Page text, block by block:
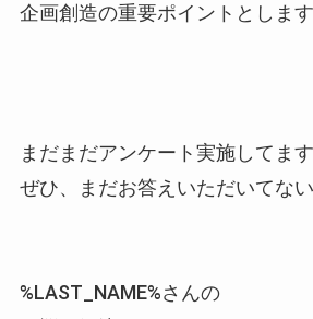
企画創造の重要ポイントとしま
まだまだアンケート実施してます
ぜひ、まだお答えいただいてな
%LAST_NAME%さんの